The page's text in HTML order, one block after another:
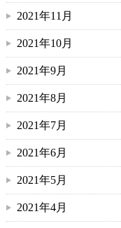
2021年11月
2021年10月
2021年9月
2021年8月
2021年7月
2021年6月
2021年5月
2021年4月